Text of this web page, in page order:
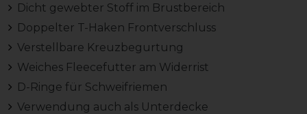
Dicht gewebter Stoff im Brustbereich
Doppelter T-Haken Frontverschluss
Verstellbare Kreuzbegurtung
Weiches Fleecefutter am Widerrist
D-Ringe für Schweifriemen
Verwendung auch als Unterdecke